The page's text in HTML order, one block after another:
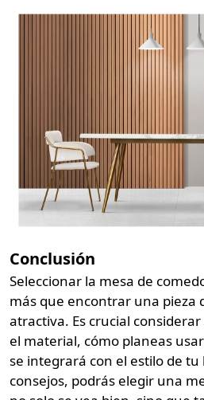
Conclusión
Seleccionar la mesa de
más que encontrar una pieza
atractiva. Es crucial
el material, cómo planeas
se integrará con el estilo de tu
consejos, podrás elegir una